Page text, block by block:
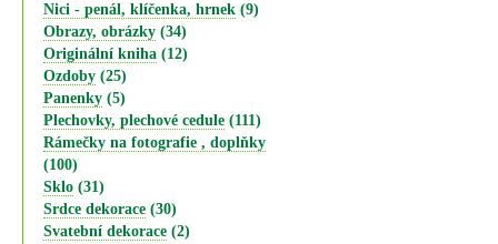
Nici - penál, klíčenka, hrnek (9)
Obrazy, obrázky (34)
Originální kniha (12)
Ozdoby (25)
Panenky (5)
Plechovky, plechové cedule (111)
Rámečky na fotografie , doplňky
(100)
Sklo (31)
Srdce dekorace (30)
Svatební dekorace (2)